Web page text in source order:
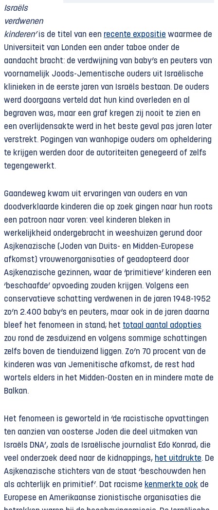
Israëls
verdwenen
kinderen’is de titel van een recente expositie waarmee de
Universiteit van Londen een ander taboe onder de
aandacht bracht: de verdwijning van baby’s en peuters van
voornamelijk Joods-Jementische ouders uit Israëlische
klinieken in de eerste jaren van Israëls bestaan. De ouders
werd doorgaans verteld dat hun kind overleden en al
begraven was, maar een graf kregen zij nooit te zien en
een overlijdensakte werd in het beste geval pas jaren later
verstrekt. Pogingen van wanhopige ouders om opheldering
te krijgen werden door de autoriteiten genegeerd of zelfs
tegengewerkt.
Gaandeweg kwam uit ervaringen van ouders en van
doodverklaarde kinderen die op zoek gingen naar hun roots
een patroon naar voren: veel kinderen bleken in
werkelijkheid ondergebracht in weeshuizen gerund door
Asjkenazische (Joden van Duits- en Midden-Europese
afkomst) vrouwenorganisaties of geadopteerd door
Asjkenazische gezinnen, waar de ‘primitieve’ kinderen een
‘beschaafde’ opvoeding zouden krijgen. Volgens een
conservatieve schatting verdwenen in de jaren 1948-1952
zo’n 2.400 baby’s en peuters, maar ook in de jaren daarna
bleef het fenomeen in stand; het totaal aantal adopties
zou rond de zesduizend en volgens sommige schattingen
zelfs boven de tienduizend liggen. Zo’n 70 procent van de
kinderen was van Jemenitische afkomst, de rest had
wortels elders in het Midden-Oosten en in mindere mate de
Balkan.
Het fenomeen is geworteld in ‘de racistische opvattingen
ten aanzien van oosterse Joden die deel uitmaken van
Israëls DNA’, zoals de Israëlische journalist Edo Konrad, die
veel onderzoek deed naar de kidnappings, het uitdrukte. De
Asjkenazische stichters van de staat ‘beschouwden hen
als achterlijk en primitief’. Dat racisme kenmerkte ook de
Europese en Amerikaanse zionistische organisaties die